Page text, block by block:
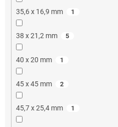
35,6 x 16,9 mm 1
38 x 21,2 mm 5
40 x 20 mm 1
45 x 45 mm 2
45,7 x 25,4 mm 1